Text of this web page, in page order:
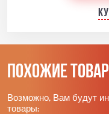
Похожие
Возможно, Вам будут
товары: